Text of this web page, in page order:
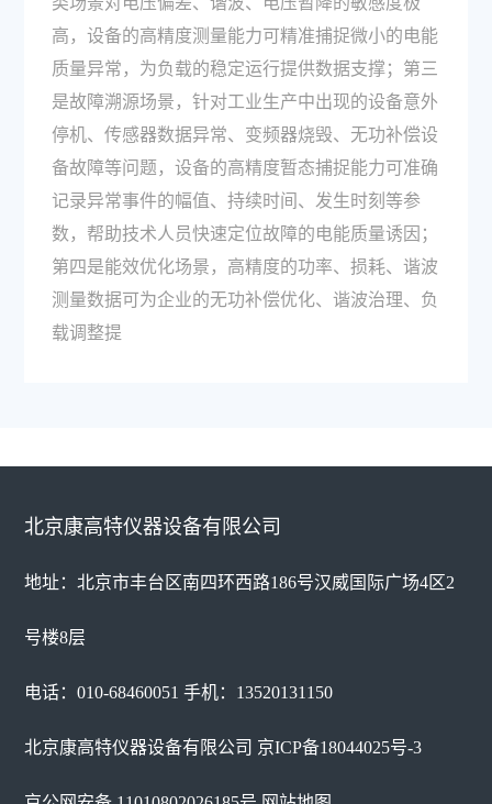
高，设备的高精度测量能力可精准捕捉微小的电能
质量异常，为负载的稳定运行提供数据支撑；第三
是故障溯源场景，针对工业生产中出现的设备意外
停机、传感器数据异常、变频器烧毁、无功补偿设
备故障等问题，设备的高精度暂态捕捉能力可准确
记录异常事件的幅值、持续时间、发生时刻等参
数，帮助技术人员快速定位故障的电能质量诱因；
第四是能效优化场景，高精度的功率、损耗、谐波
测量数据可为企业的无功补偿优化、谐波治理、负
载调整提
北京康高特仪器设备有限公司
地址：北京市丰台区南四环西路186号汉威国际广场4区2
号楼8层
电话：010-68460051 手机：13520131150
北京康高特仪器设备有限公司 京ICP备18044025号-3